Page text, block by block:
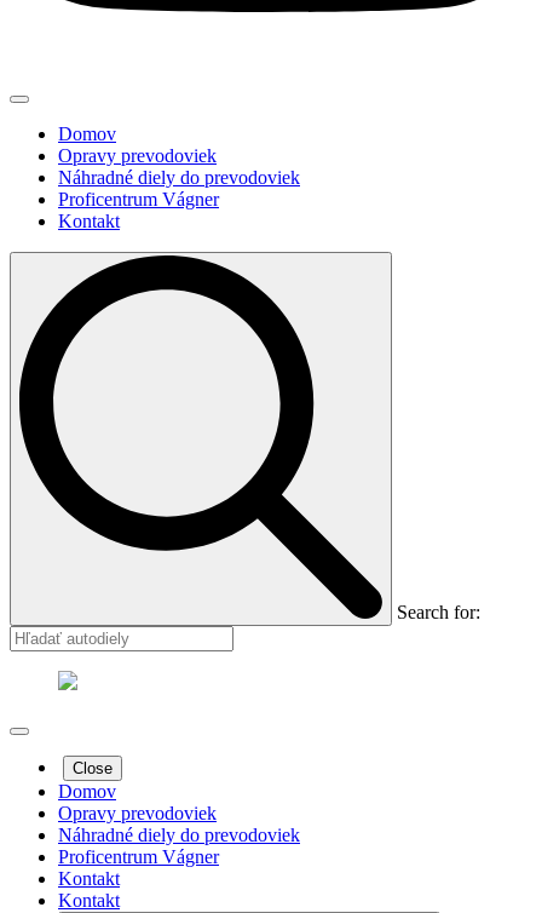
Domov
Opravy prevodoviek
Náhradné diely do prevodoviek
Proficentrum Vágner
Kontakt
Search for:
Close
Domov
Opravy prevodoviek
Náhradné diely do prevodoviek
Proficentrum Vágner
Kontakt
Kontakt